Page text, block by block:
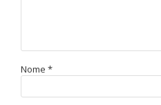
Nome *